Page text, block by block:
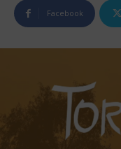
Facebook